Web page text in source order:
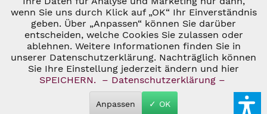
* ALLE PREISE INKL. GESETZL. UMSATZSTEUER ZZGL.
VERSANDKOSTEN UND GGF. NACHNAHMEGEBÜHREN, WENN NICHT
ANDERS BESCHRIEBEN
© 2026 C&D WEINHANDEL - ALL RIGHTS RESERVED. THEME BY
THEMEWARE®
Tracking Inaktiv
Personalisierung Inaktiv
wenn Sie uns durch Klick auf „OK“ Ihr Einverständnis
geben. Über „Anpassen“ können Sie darüber
entscheiden, welche Cookies Sie zulassen oder
ablehnen. Weitere Informationen finden Sie in
unserer Datenschutzerklärung. Nachträglich können
Sie Ihre Einstellung jederzeit ändern und hier
SPEICHERN.
– Datenschutzerklärung –
Anpassen ✓ OK